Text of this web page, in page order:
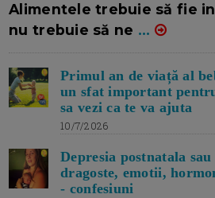
Alimentele trebuie să fie
nu trebuie să ne ...
Primul an de viață al
un sfat important
sa vezi ca te va ajuta
10/7/2026
Depresia postnatala
dragoste, emotii,
- confesiuni